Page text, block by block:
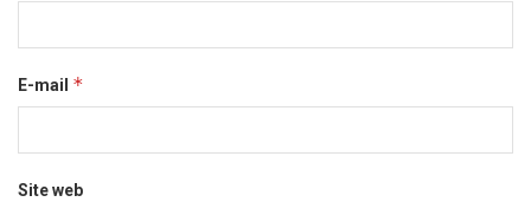
E-mail *
Site web